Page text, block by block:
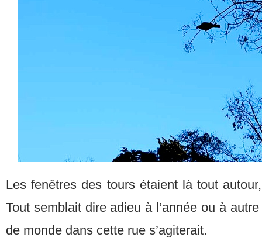
Les fenêtres des tours étaient là tout
Tout semblait dire adieu à l’année ou à
de monde dans cette rue s’agiterait.